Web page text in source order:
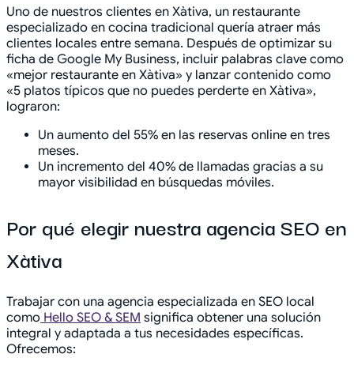
Uno de nuestros clientes en Xàtiva, un restaurante
especializado en cocina tradicional quería atraer más
clientes locales entre semana. Después de optimizar su
ficha de Google My Business, incluir palabras clave como
«mejor restaurante en Xàtiva» y lanzar contenido como
«5 platos típicos que no puedes perderte en Xàtiva»,
lograron:
Un aumento del 55% en las reservas online en tres
meses.
Un incremento del 40% de llamadas gracias a su
mayor visibilidad en búsquedas móviles.
Por qué elegir nuestra agencia SEO en
Xàtiva
Trabajar con una agencia especializada en SEO local
como Hello SEO & SEM significa obtener una solución
integral y adaptada a tus necesidades específicas.
Ofrecemos: